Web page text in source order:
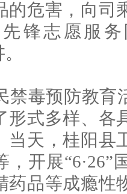
的危害，向司
锋志愿服
禁毒预防教育
形式多样、各
当天，桂阳县
，开展
药品等成瘾性